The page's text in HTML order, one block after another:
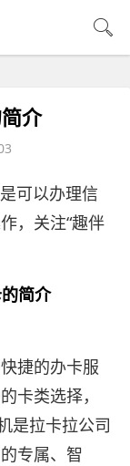
介
可以办理信
，关注“趣伴
简介
捷的办卡服
卡类选择，
是拉卡拉公司
专属、智